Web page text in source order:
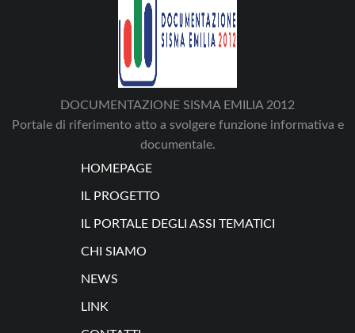
DOCUMENTAZIONE SISMA EMILIA 2012
Portale di riferimento atto a svolgere funzione informativa e
documentale.
HOMEPAGE
IL PROGETTO
IL PORTALE DEGLI ASSI TEMATICI
CHI SIAMO
NEWS
LINK